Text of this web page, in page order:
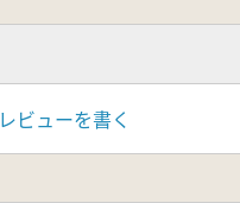
レビューを書く